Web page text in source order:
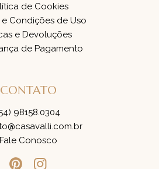
de Cookies
e Condições de Uso
e Devoluções
de Pagamento
CONTATO
98158.0304
Fale Conosco